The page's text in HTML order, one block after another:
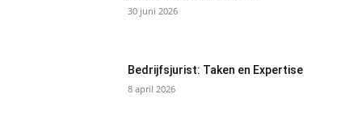
30 juni 2026
Bedrijfsjurist: Taken en Expertise
8 april 2026